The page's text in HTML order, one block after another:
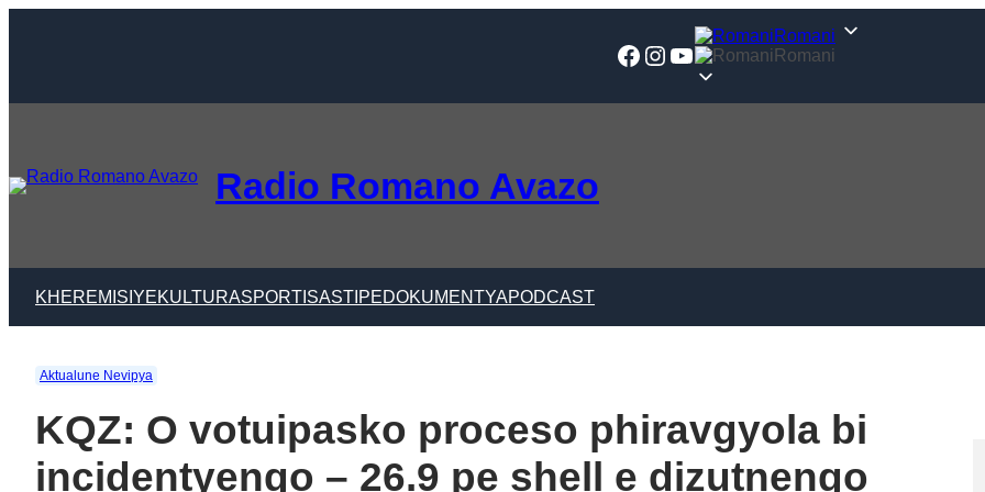
Facebook
Instagram
YouTube
Romani
Romani
Radio Romano Avazo
KHEREMISIYEKULTURASPORTI SASTIPEDOKUMENTYAPODCAST
Aktualune Nevipya
KQZ: O votuipasko proceso phiravgyola bi
incidentyengo – 26.9 pe shell e dizutnengo